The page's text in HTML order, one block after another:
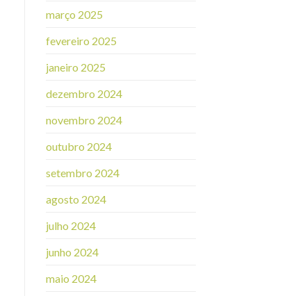
março 2025
fevereiro 2025
janeiro 2025
dezembro 2024
novembro 2024
outubro 2024
setembro 2024
agosto 2024
julho 2024
junho 2024
maio 2024